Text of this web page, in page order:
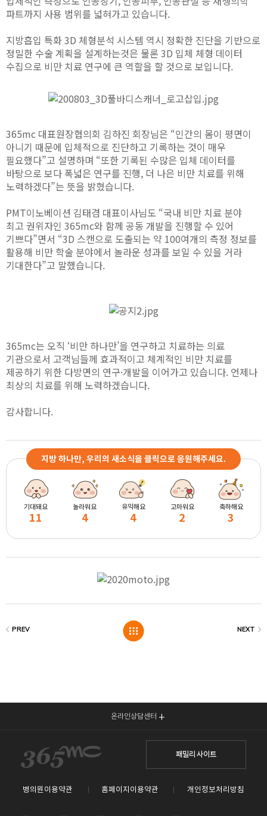
파트까지 사용 범위를 넓혀가고 있습니다.
지방흡입 특화 3D 체형분석 시스템 역시 정확한 진단을 기반으로
정밀한 수술 계획을 설계하는것은 물론 3D 입체 체형 데이터
수집으로 비만 치료 연구에 큰 역할을 할 것으로 보입니다.
365mc 대표원장협의회 김하진 회장님은 “인간의 몸이 평면이
아니기 때문에 입체적으로 진단하고 기록하는 것이 매우
필요했다”고 설명하며 “또한 기록된 수많은 입체 데이터를
바탕으로 보다 폭넓은 연구를 진행, 더 나은 비만 치료를 위해
노력하겠다”는 뜻을 밝혔습니다.
PMT이노베이션 김태겸 대표이사님도 “국내 비만 치료 분야
최고 권위자인 365mc와 함께 공동 개발을 진행할 수 있어
기쁘다”면서 “3D 스캔으로 도출되는 약 100여개의 측정 정보를
활용해 비만 학술 분야에서 놀라운 성과를 보일 수 있을 거라
기대한다”고 말했습니다.
365mc는 오직 ‘비만 하나만’을 연구하고 치료하는 의료
기관으로서 고객님들께 효과적이고 체계적인 비만 치료를
제공하기 위한 다방면의 연구·개발을 이어가고 있습니다. 언제나
최상의 치료를 위해 노력하겠습니다.
감사합니다.
지방 하나만, 우리의 새소식을 클릭으로 응원해주세요.
기대돼요
11
놀라워요
4
유익해요
4
고마워요
2
축하해요
3
온라인상담센터
패밀리 사이트
병의원이용약관 홈페이지이용약관 개인정보처리방침